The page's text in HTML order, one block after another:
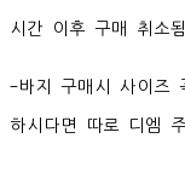
시간 이후 구매 취소
-바지 구매시 사이즈
하시다면 따로 디엠